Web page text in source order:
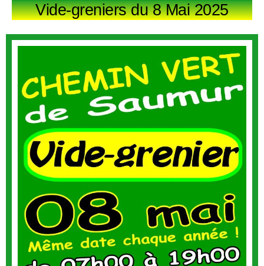
Vide-greniers du 8 Mai 2025